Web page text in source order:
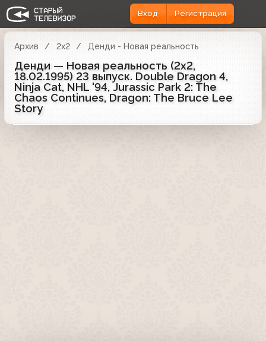
Вход Регистрация
Архив 2x2 Денди - Новая реальность
Денди — Новая реальность (2х2,
18.02.1995) 23 выпуск. Double Dragon 4,
Ninja Cat, NHL '94, Jurassic Park 2: The
Chaos Continues, Dragon: The Bruce Lee
Story